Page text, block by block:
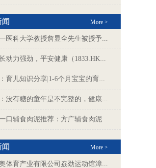
More >
医科大学教授詹显全先生被授予...
动力强劲，平安健康（1833.HK...
育儿知识分享|1-6个月宝宝的育...
没有糖的童年是不完整的，健康...
口辅食肉泥推荐：方广辅食肉泥
More >
体育产业有限公司劦劲运动馆漳...